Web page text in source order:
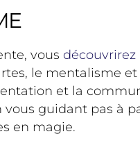
vous découvrirez
le mentalisme
et la
guidant pas à
en magie.